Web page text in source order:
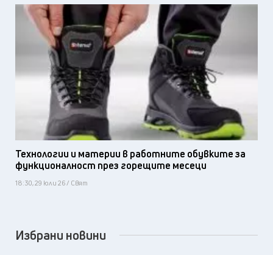
Технологии и материи в работните обувките за
функционалност през горещите месеци
18:30, 29 юли 26 / Свят
Избрани новини